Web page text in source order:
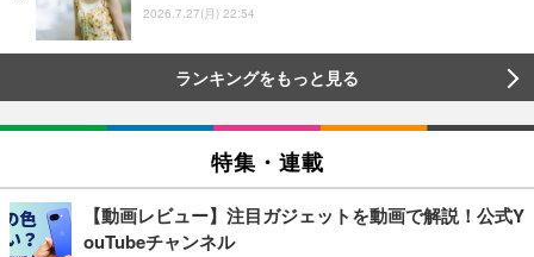
2026.7.27(月) 22:54
ランキングをもっと見る
特集・連載
【動画レビュー】注目ガジェットを動画で解説！公式Y
ouTubeチャンネル